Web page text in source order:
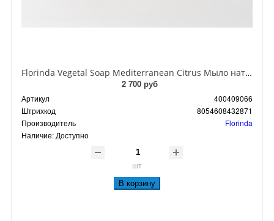
Florinda Vegetal Soap Mediterranean Citrus Мыло натуральное на основе растительных масел Средиземноморские цитрусы 200 гр
2 700 руб
Артикул
400409066
Штрихкод
8054608432871
Производитель
Florinda
Наличие: Доступно
шт
В корзину